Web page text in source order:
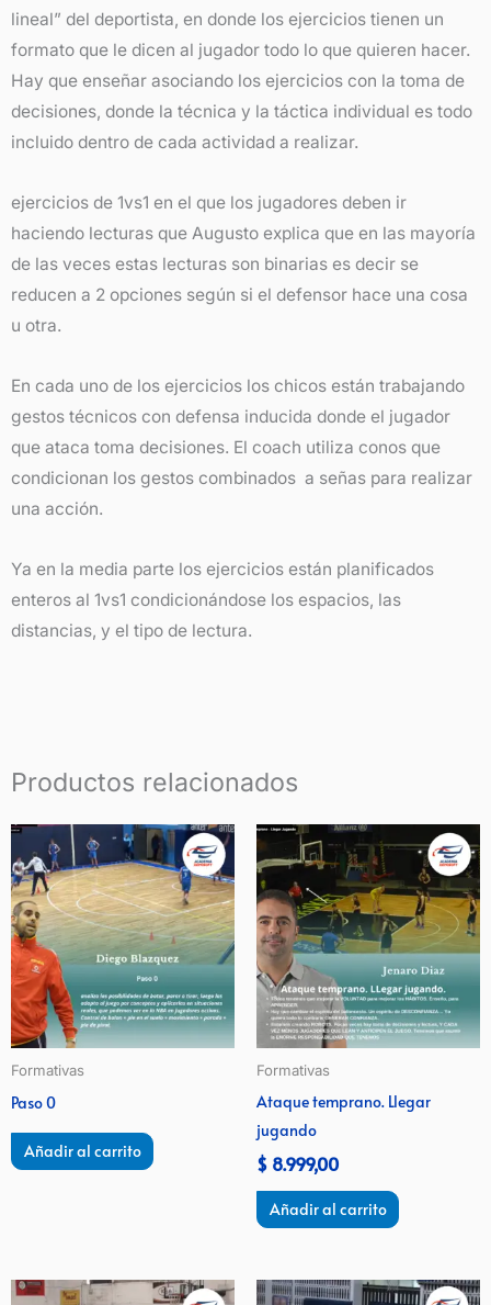
lineal” del deportista, en donde los ejercicios tienen un
formato que le dicen al jugador todo lo que quieren hacer.
Hay que enseñar asociando los ejercicios con la toma de
decisiones, donde la técnica y la táctica individual es todo
incluido dentro de cada actividad a realizar.
ejercicios de 1vs1 en el que los jugadores deben ir
haciendo lecturas que Augusto explica que en las mayoría
de las veces estas lecturas son binarias es decir se
reducen a 2 opciones según si el defensor hace una cosa
u otra.
En cada uno de los ejercicios los chicos están trabajando
gestos técnicos con defensa inducida donde el jugador
que ataca toma decisiones. El coach utiliza conos que
condicionan los gestos combinados a señas para realizar
una acción.
Ya en la media parte los ejercicios están planificados
enteros al 1vs1 condicionándose los espacios, las
distancias, y el tipo de lectura.
Productos relacionados
Formativas
Paso 0
Añadir al carrito
Formativas
Ataque temprano. Llegar
jugando
$ 8.999,00
Añadir al carrito